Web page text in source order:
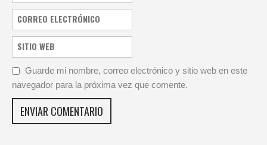
Guarde mi nombre, correo electrónico y sitio web en este
navegador para la próxima vez que comente.